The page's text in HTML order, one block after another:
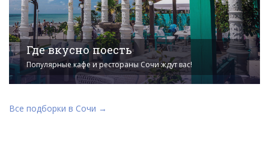
Где вкусно поесть
Популярные кафе и рестораны Сочи ждут вас!
Все подборки в Сочи →